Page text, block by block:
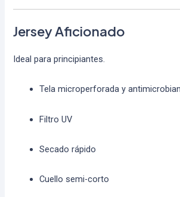
Jersey Aficionado
Ideal para principiantes.
Tela microperforada y
Filtro UV
Secado rápido
Cuello semi-corto